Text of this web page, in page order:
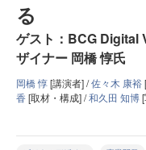
る
ゲスト：BCG Digital
ザイナー 岡橋 惇氏
岡橋 惇[講演者] /佐々木 康裕
香[取材・構成] /和久田 知博